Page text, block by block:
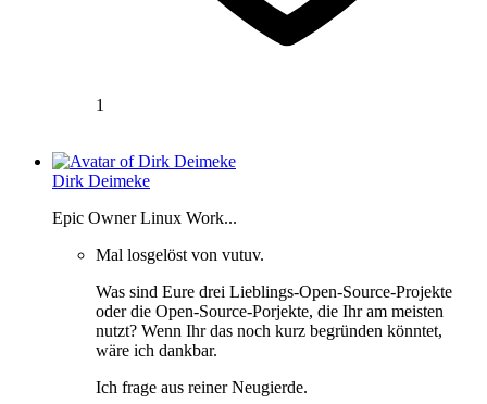
1
Dirk Deimeke
Epic Owner Linux Work...
Mal losgelöst von vutuv.
Was sind Eure drei Lieblings-Open-Source-Projekte
oder die Open-Source-Porjekte, die Ihr am meisten
nutzt? Wenn Ihr das noch kurz begründen könntet,
wäre ich dankbar.
Ich frage aus reiner Neugierde.